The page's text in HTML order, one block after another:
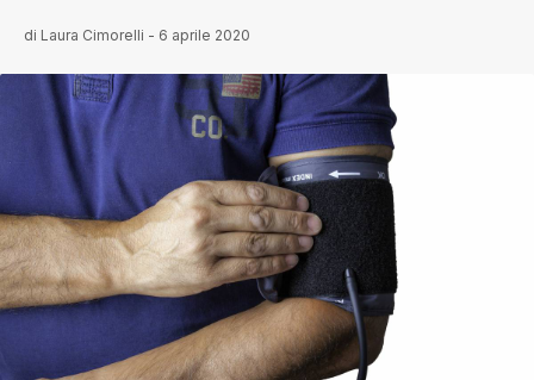
di Laura Cimorelli - 6 aprile 2020